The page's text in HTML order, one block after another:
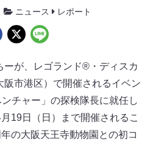
ニュース レポート
ーが、レゴランド®・ディスカ
市港区）で開催されるイベン
チャー」の探検隊長に就任し
19日（日）まで開催されるこ
の大阪天王寺動物園との初コ